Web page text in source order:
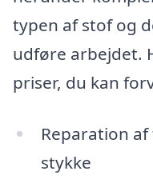
typen af stof og
udføre arbejdet.
priser, du kan
Reparation
stykke